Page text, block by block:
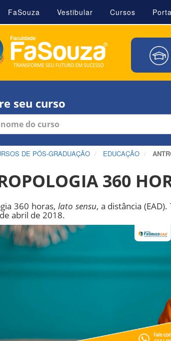
FaSouza Vestibular Cursos
seu curso
DE PÓS-GRADUAÇÃO EDUCAÇÃO
360
360 horas, lato sensu, a distância
abril de 2018.